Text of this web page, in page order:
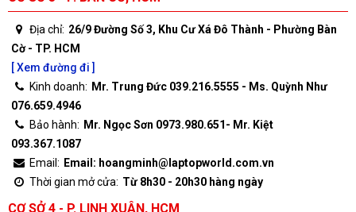
Địa chỉ: 26/9 Đường Số 3, Khu Cư Xá Đô Thành - Phường Bàn
Cờ - TP. HCM
[ Xem đường đi ]
Kinh doanh: Mr. Trung Đức 039.216.5555 - Ms. Quỳnh Như
076.659.4946
Bảo hành: Mr. Ngọc Sơn 0973.980.651- Mr. Kiệt
093.367.1087
Email: Email: hoangminh@laptopworld.com.vn
Thời gian mở cửa: Từ 8h30 - 20h30 hàng ngày
CƠ SỞ 4 - P. LINH XUÂN, HCM